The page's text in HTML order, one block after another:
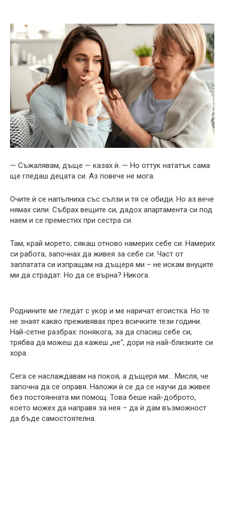
— Съжалявам, дъще — казах ѝ. — Но оттук нататък сама
ще гледаш децата си. Аз повече не мога.
Очите ѝ се напълниха със сълзи и тя се обиди. Но аз вече
нямах сили. Събрах вещите си, дадох апартамента си под
наем и се преместих при сестра си.
Там, край морето, сякаш отново намерих себе си. Намерих
си работа, започнах да живея за себе си. Част от
заплатата си изпращам на дъщеря ми – не искам внуците
ми да страдат. Но да се върна? Никога.
Роднините ме гледат с укор и ме наричат егоистка. Но те
не знаят какво преживявах през всичките тези години.
Най-сетне разбрах: понякога, за да спасиш себе си,
трябва да можеш да кажеш „не“, дори на най-близките си
хора.
Сега се наслаждавам на покоя, а дъщеря ми… Мисля, че
започна да се оправя. Наложи ѝ се да се научи да живее
без постоянната ми помощ. Това беше най-доброто,
което можех да направя за нея – да ѝ дам възможност
да бъде самостоятелна.